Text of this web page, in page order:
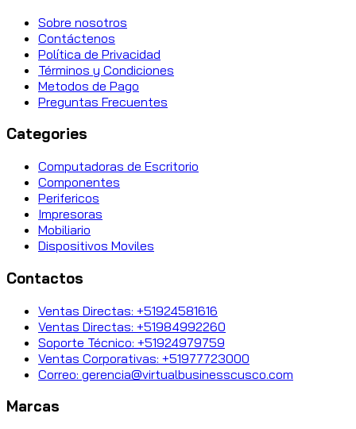
Sobre nosotros
Contáctenos
Política de Privacidad
Términos y Condiciones
Metodos de Pago
Preguntas Frecuentes
Categories
Computadoras de Escritorio
Componentes
Perifericos
Impresoras
Mobiliario
Dispositivos Moviles
Contactos
Ventas Directas: +51924581616
Ventas Directas: +51984992260
Soporte Técnico: +51924979759
Ventas Corporativas: +51977723000
Correo: gerencia@virtualbusinesscusco.com
Marcas